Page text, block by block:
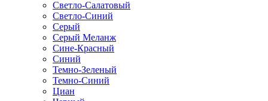
Светло-Салатовый
Светло-Синий
Серый
Серый Меланж
Сине-Красный
Синий
Темно-Зеленый
Темно-Синий
Циан